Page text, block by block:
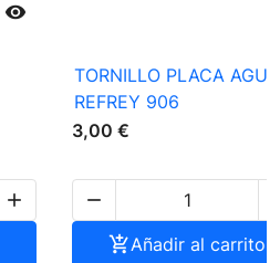


TORNILLO PLACA
REFREY 906
3,00 €

Añadir al carrito